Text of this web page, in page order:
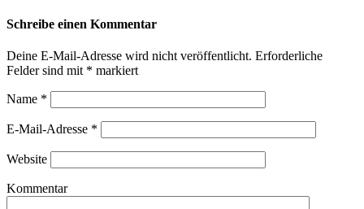
Schreibe einen Kommentar
Deine E-Mail-Adresse wird nicht veröffentlicht. Erforderliche
Felder sind mit * markiert
Name *
E-Mail-Adresse *
Website
Kommentar